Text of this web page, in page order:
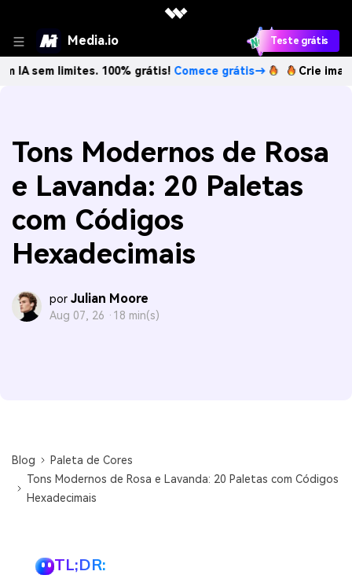
Media.io Teste grátis
limites. 100% grátis!Comece grátis→ Crie imagens com
Tons Modernos de Rosa
e Lavanda: 20 Paletas
com Códigos
Hexadecimais
por Julian Moore
Aug 07, 26 · 18 min(s)
Blog
Paleta de Cores
Tons Modernos de Rosa e Lavanda: 20 Paletas com Códigos
Hexadecimais
TL;DR: